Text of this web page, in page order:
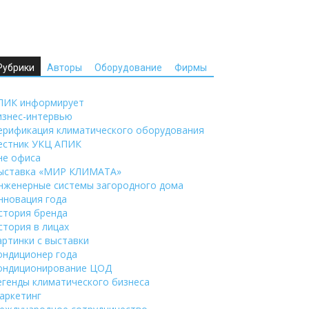
Авторы Оборудование Фирмы
информирует
интервью
климатического оборудования
УКЦ АПИК
офиса
«МИР КЛИМАТА»
системы загородного дома
года
бренда
в лицах
с выставки
года
ЦОД
климатического бизнеса